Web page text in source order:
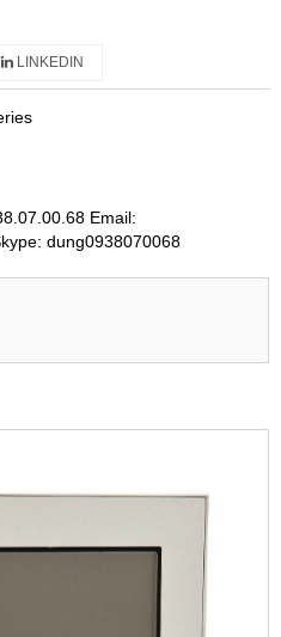
LINKEDIN
Email:
dung0938070068